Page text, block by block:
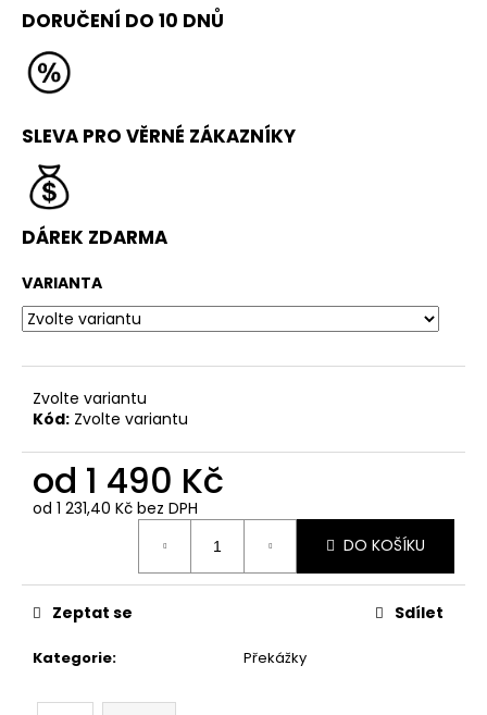
DORUČENÍ DO 10 DNŮ
SLEVA PRO VĚRNÉ ZÁKAZNÍKY
DÁREK ZDARMA
VARIANTA
Zvolte variantu
Kód: Zvolte variantu
od 1 490 Kč
od 1 231,40 Kč bez DPH
DO KOŠÍKU
Kategorie: Překážky
Zeptat se Sdílet
VELKÁ
ŽÍNĚNKA
(300X200X25
CM,
20)
990
Kč
Původně:
10
Kč